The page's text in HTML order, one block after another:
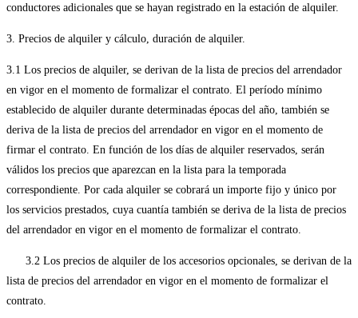
conductores adicionales que se hayan registrado en la estación de alquiler.
3. Precios de alquiler y cálculo, duración de alquiler.
3.1 Los precios de alquiler, se derivan de la lista de precios del arrendador
en vigor en el momento de formalizar el contrato. El período mínimo
establecido de alquiler durante determinadas épocas del año, también se
deriva de la lista de precios del arrendador en vigor en el momento de
firmar el contrato. En función de los días de alquiler reservados, serán
válidos los precios que aparezcan en la lista para la temporada
correspondiente. Por cada alquiler se cobrará un importe fijo y único por
los servicios prestados, cuya cuantía también se deriva de la lista de precios
del arrendador en vigor en el momento de formalizar el contrato.
3.2 Los precios de alquiler de los accesorios opcionales, se derivan de la
lista de precios del arrendador en vigor en el momento de formalizar el
contrato.